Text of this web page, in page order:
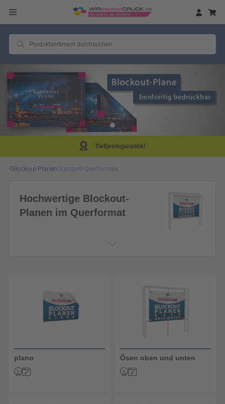
Tiefpreisgarantie!
Blockout-PlanenStandard Querformate
Hochwertige Blockout-
Planen im Querformat
plano Ösen oben und unten